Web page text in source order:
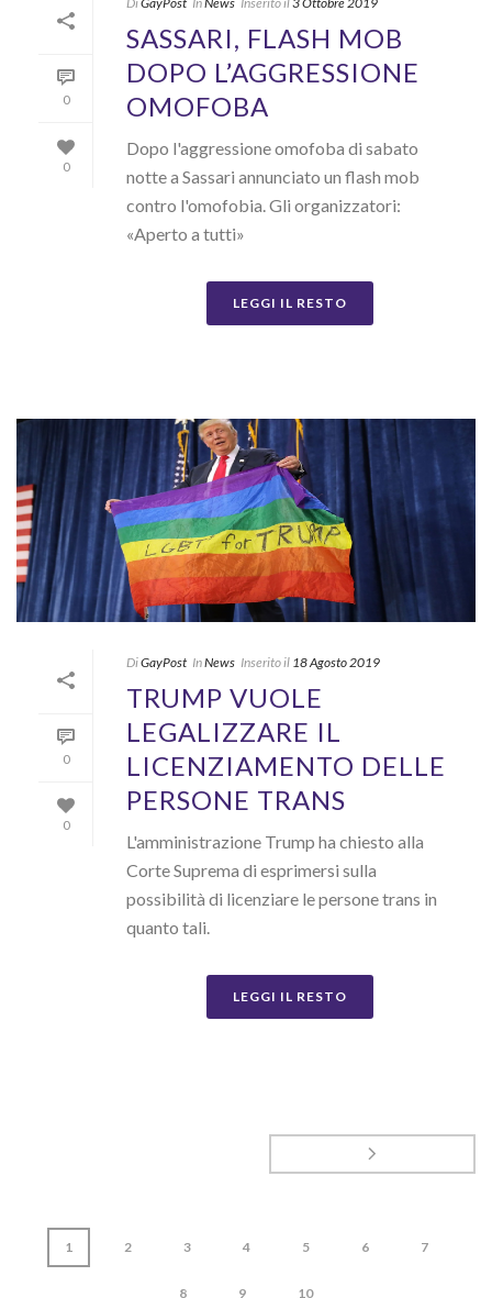
0
0
SASSARI, FLASH MOB
DOPO L’AGGRESSIONE
OMOFOBA
Dopo l'aggressione omofoba di sabato
notte a Sassari annunciato un flash mob
contro l'omofobia. Gli organizzatori:
«Aperto a tutti»
LEGGI IL RESTO
0
0
DiGayPost InNews Inserito il 18 Agosto 2019
TRUMP VUOLE
LEGALIZZARE IL
LICENZIAMENTO DELLE
PERSONE TRANS
L'amministrazione Trump ha chiesto alla
Corte Suprema di esprimersi sulla
possibilità di licenziare le persone trans in
quanto tali.
LEGGI IL RESTO
1 2 3 4 5 6 7
8 9 10